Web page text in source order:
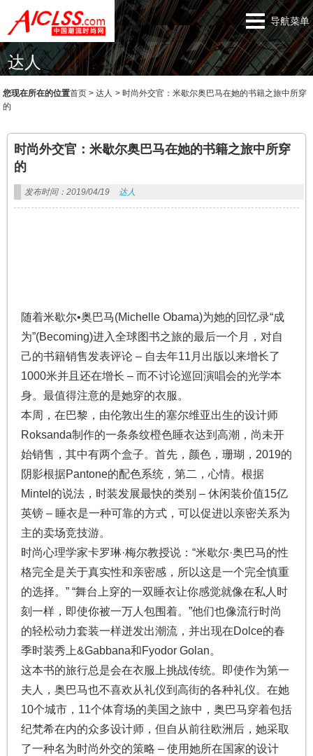
导航菜单
达人
您现在所在的位置首页 >达人 > 时尚外交官：米歇尔奥巴马在她的书籍之旅中所穿
的
时尚外交官：米歇尔奥巴马在她的书籍之旅中所穿
的
发布时间：2019/04/19 达人
随着米歇尔•奥巴马(Michelle Obama)为她的回忆录“成
为”(Becoming)进入全球图书之旅的最后一个月，对自
己的书籍销售发表评论 – 自去年11月出版以来增长了
1000米并且还在增长 – 而不讨论巡回演唱会的光学本
身。最值得注意的是她穿的衣服。
本周，在巴黎，由伦敦出生的塞尔维亚出生的设计师
Roksanda制作的一条条纹橙色睡衣达到高潮，尚未开
始销售，其中有两个盒子。首先，颜色，珊瑚，2019的
阴影根据Pantone的配色系统，第二，心情。根据
Mintel的说法，时装发展最快的类别 – 休闲装价值15亿
英镑 – 睡衣是一种可靠的方式，可以促进以亲密关系为
主的卖场竞技游。
时尚心理学家卡罗琳·梅尔教授说：“米歇尔·奥巴马的性
格完全是关于真实性和亲密感，所以这是一个完全慎重
的选择。” “舞台上穿的一双睡衣让你感觉就像在私人时
刻一样，即使你被一万人包围着。”他们也像流行时尚
的轻松动力套装一样迸发出潮流，并出现在Dolce的春
季时装秀上&Gabbana和Fyodor Golan。
这本书的旅行总是会在衣服上挑战传统。即使作为第一
夫人，奥巴马也不喜欢从礼仪到高街的各种礼仪。在她
10个城市，11个体育场的美国之旅中，奥巴马穿着包括
纪梵希在内的众多设计师，但自从前往欧洲后，她采取
了一种名为时尚外交的策略 – 使用她所在国家的设计